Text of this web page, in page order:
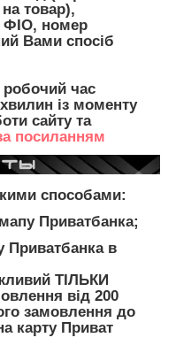
товар),
ФІО, номер
Вами спосіб
час
із моменту
сайту та
посиланням
способами:
Приватбанка;
Приватбанка в
ТІЛЬКИ
від 200
замовлення до
карту Приват